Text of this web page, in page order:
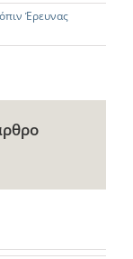
Έρευνας